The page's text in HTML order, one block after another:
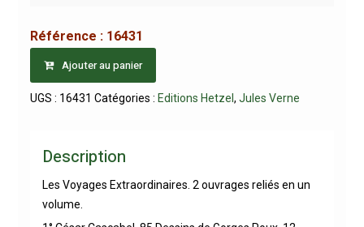
Référence : 16431
Ajouter au panier
UGS : 16431 Catégories : Editions Hetzel , Jules Verne
Description
Les Voyages Extraordinaires. 2 ouvrages reliés en un
volume.